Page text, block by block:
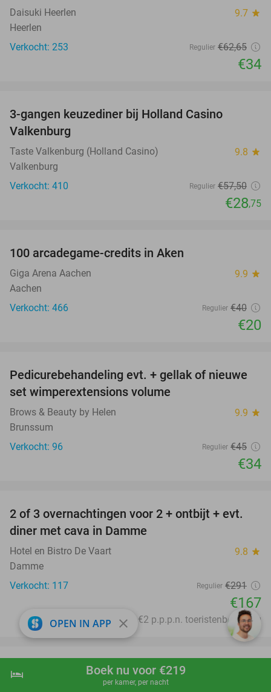
shopping_cart Boek nu
hotel Boek nu voor €219
per kamer, per nacht
Daisuki Heerlen 9.7 star
Heerlen
Verkocht: 253
Regulier €62,65
€34
3-gangen keuzediner bij Holland Casino
Valkenburg
Taste Valkenburg (Holland Casino) 9.8 star
Valkenburg
Verkocht: 410
Regulier €57,50
€28,75
100 arcadegame-credits in Aken
Giga Arena Aachen 9.9 star
Aachen
Verkocht: 466
Regulier €40
€20
24%
Pedicurebehandeling evt. + gellak of nieuwe
set wimperextensions volume
Brows & Beauty by Helen 9.9 star
Brunssum
Verkocht: 96
Regulier €45
€34
43%
2 of 3 overnachtingen voor 2 + ontbijt + evt.
diner met cava in Damme
Hotel en Bistro De Vaart 9.8 star
Damme
Verkocht: 117
Regulier €291
€167
Excl. ca. €2 p.p.p.n. toeristenbelasting
favorite_border
Midweek of weekend (3-6 personen) bij Lake
Resort Beekse Bergen + toegang Safaripark
OPEN IN APP close